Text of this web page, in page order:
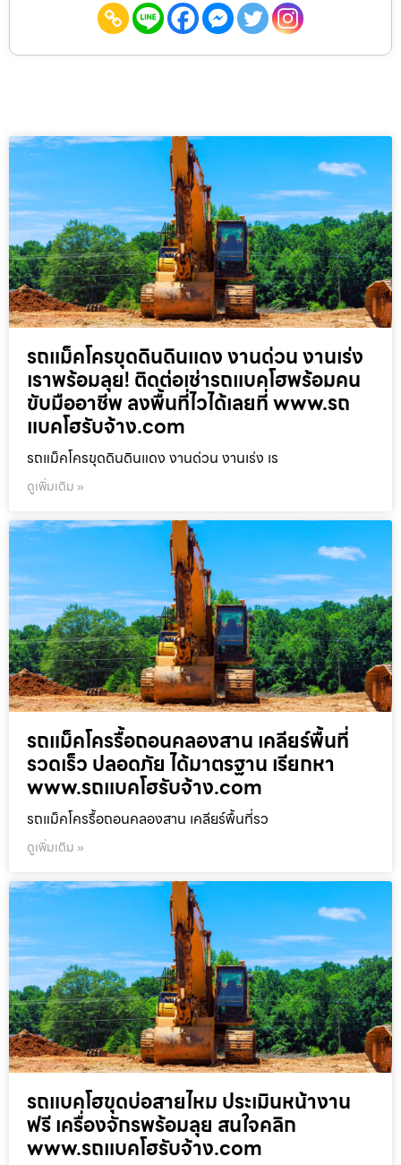
รถแม็คโครขุดดินดินแดง งานด่วน งานเร่ง
เราพร้อมลุย! ติดต่อเช่ารถแบคโฮพร้อมคน
ขับมืออาชีพ ลงพื้นที่ไวได้เลยที่ www.รถ
แบคโฮรับจ้าง.com
รถแม็คโครขุดดินดินแดง งานด่วน งานเร่ง เร
ดูเพิ่มเติม »
รถแม็คโครรื้อถอนคลองสาน เคลียร์พื้นที่
รวดเร็ว ปลอดภัย ได้มาตรฐาน เรียกหา
www.รถแบคโฮรับจ้าง.com
รถแม็คโครรื้อถอนคลองสาน เคลียร์พื้นที่รว
ดูเพิ่มเติม »
รถแบคโฮขุดบ่อสายไหม ประเมินหน้างาน
ฟรี เครื่องจักรพร้อมลุย สนใจคลิก
www.รถแบคโฮรับจ้าง.com